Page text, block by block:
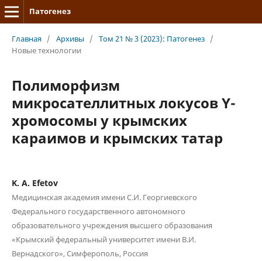
Патогенез
Главная / Архивы / Том 21 № 3 (2023): Патогенез /
Новые технологии
Полиморфизм
микросателлитных локусов Y-
хромосомы у крымских
караимов и крымских татар
K. A. Efetov
Медицинская академия имени С.И. Георгиевского
Федерального государственного автономного
образовательного учреждения высшего образования
«Крымский федеральный университет имени В.И.
Вернадского», Симферополь, Россия